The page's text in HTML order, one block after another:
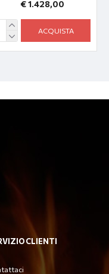
€ 1.428,00
ACQUISTA
CLIENTI